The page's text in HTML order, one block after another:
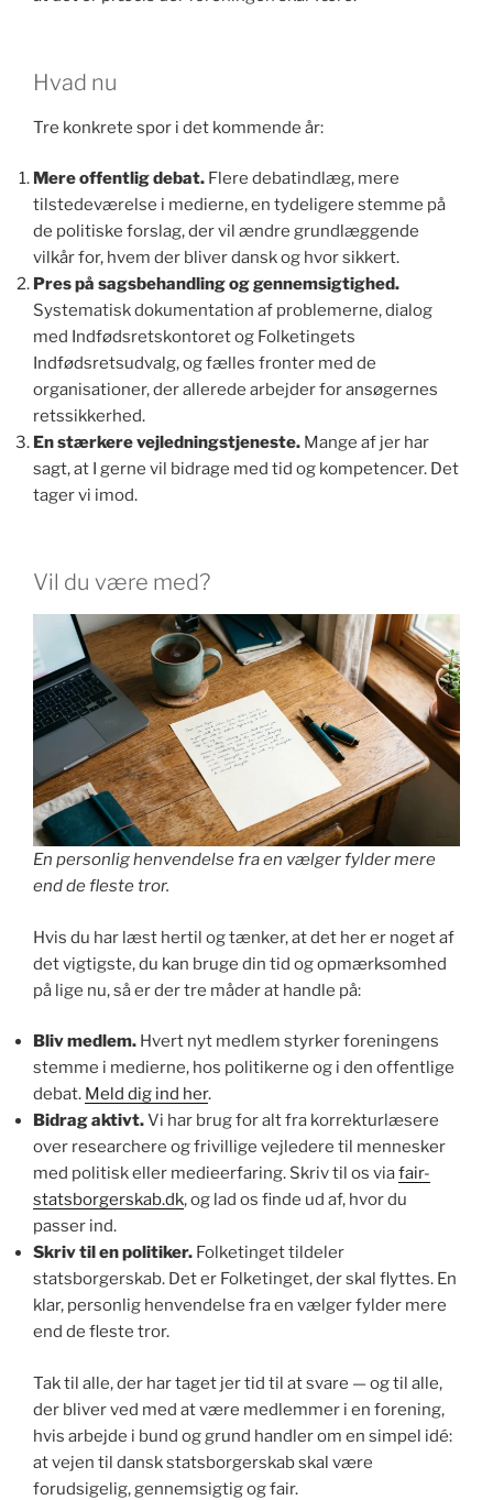
Hvad nu
Tre konkrete spor i det kommende år:
Mere offentlig debat. Flere debatindlæg, mere
tilstedeværelse i medierne, en tydeligere stemme på
de politiske forslag, der vil ændre grundlæggende
vilkår for, hvem der bliver dansk og hvor sikkert.
Pres på sagsbehandling og gennemsigtighed.
Systematisk dokumentation af problemerne, dialog
med Indfødsretskontoret og Folketingets
Indfødsretsudvalg, og fælles fronter med de
organisationer, der allerede arbejder for ansøgernes
retssikkerhed.
En stærkere vejledningstjeneste. Mange af jer har
sagt, at I gerne vil bidrage med tid og kompetencer. Det
tager vi imod.
Vil du være med?
En personlig henvendelse fra en vælger fylder mere
end de fleste tror.
Hvis du har læst hertil og tænker, at det her er noget af
det vigtigste, du kan bruge din tid og opmærksomhed
på lige nu, så er der tre måder at handle på:
Bliv medlem. Hvert nyt medlem styrker foreningens
stemme i medierne, hos politikerne og i den offentlige
debat. Meld dig ind her.
Bidrag aktivt.Vi har brug for alt fra korrekturlæsere
over researchere og frivillige vejledere til mennesker
med politisk eller medieerfaring. Skriv til os viafair-
statsborgerskab.dk, og lad os finde ud af, hvor du
passer ind.
Skriv til en politiker. Folketinget tildeler
statsborgerskab. Det er Folketinget, der skal flyttes. En
klar, personlig henvendelse fra en vælger fylder mere
end de fleste tror.
Tak til alle, der har taget jer tid til at svare — og til alle,
der bliver ved med at være medlemmer i en forening,
hvis arbejde i bund og grund handler om en simpel idé:
at vejen til dansk statsborgerskab skal være
forudsigelig, gennemsigtig og fair.